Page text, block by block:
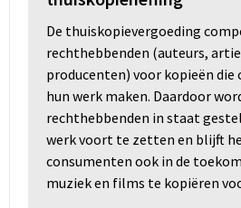
De thuiskopievergoeding
rechthebbenden (auteurs,
producenten) voor kopieën die
hun werk maken. Daardoor
rechthebbenden in staat
werk voort te zetten en blijft
consumenten ook in de
muziek en films te kopiëren